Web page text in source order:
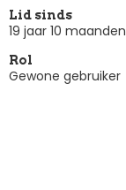
Lid sinds
19 jaar 10 maanden
Rol
Gewone gebruiker